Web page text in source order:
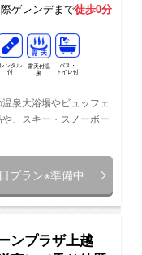
ゲレンデまで徒歩0分
レンタル
付
露天付温
泉
バス・
トイレ付
泉大浴場やビュッフェ
、スキー・スノーボー
プラン※準備中
ンプラザ上越